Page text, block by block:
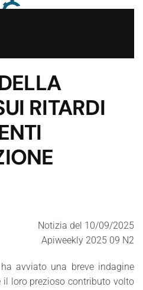
RITARDI
Notizia del 10/09/2025
Apiweekly 2025 09 N2
avviato una breve indagine
il loro prezioso contributo volto